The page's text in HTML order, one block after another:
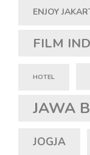
ENJOY
FILM
HOTEL
JAWA
JOGJA